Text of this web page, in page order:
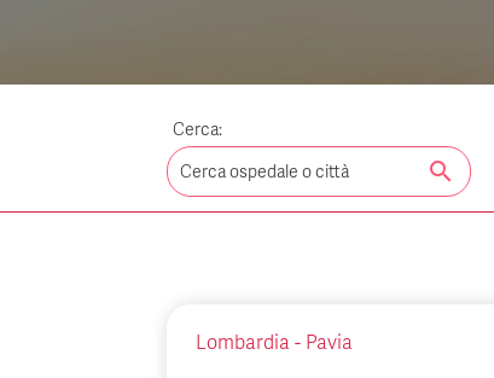
Cerca:
search
Lombardia - Pavia